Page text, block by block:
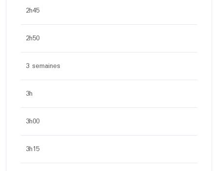
2h45
2h50
3 semaines
3h
3h00
3h15